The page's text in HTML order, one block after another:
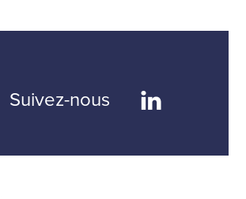
Suivez-nous